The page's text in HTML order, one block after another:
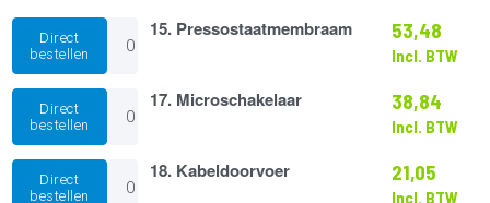
Vite
aantal
Direct
bestellen
15.
Pressostaatmembraam
aantal
15. Pressostaatmembraam 53,48
Incl. BTW
Direct
bestellen
17.
Microschakelaar
aantal
17. Microschakelaar 38,84
Incl. BTW
Direct
bestellen
18.
Kabeldoorvoer
18. Kabeldoorvoer 21,05
Incl. BTW